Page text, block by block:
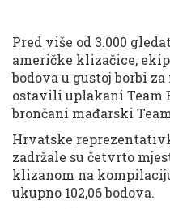
Pred više od 3.000
američke klizačice,
bodova u gustoj borbi za
ostavili uplakani Team
brončani mađarski
Hrvatske
zadržale su četvrto
klizanom na
ukupno 102,06 bodova.